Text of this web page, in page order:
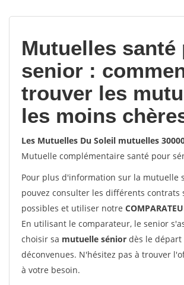
Mutuelles santé
senior :
trouver les
les moins
Les Mutuelles Du Soleil mutuelles
Mutuelle complémentaire santé pour
Pour plus d'information sur la mutuelle
pouvez consulter les différents contrats
possibles et utiliser notre
En utilisant le comparateur, le senior
choisir sa mutuelle sénior dès le départ
déconvenues. N'hésitez pas à trouver
à votre besoin.